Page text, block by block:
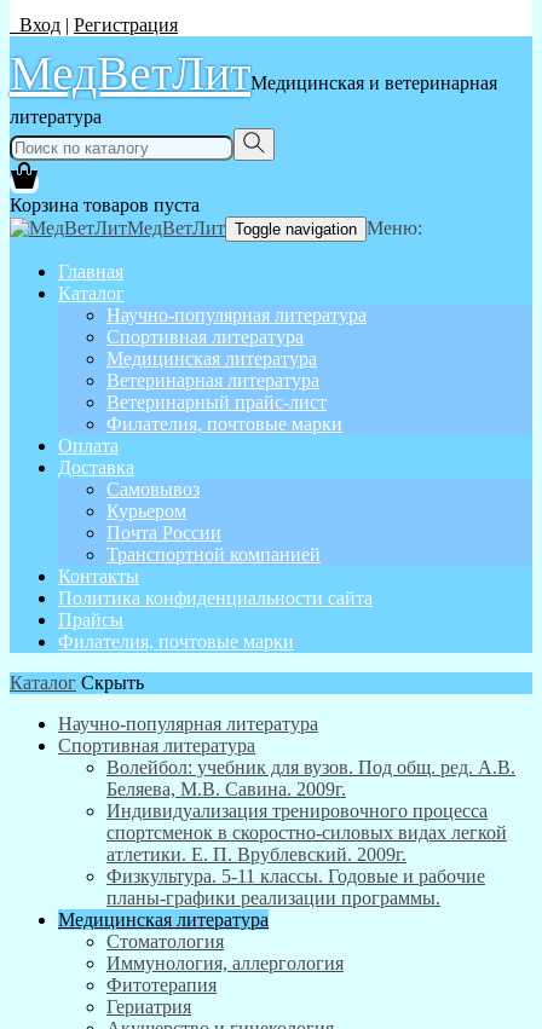
Вход | Регистрация
МедВетЛитМедицинская и ветеринарная
литература
Корзина товаров пуста
МедВетЛит Toggle navigation Меню:
Главная
Каталог
Научно-популярная литература
Спортивная литература
Медицинская литература
Ветеринарная литература
Ветеринарный прайс-лист
Филателия, почтовые марки
Оплата
Доставка
Самовывоз
Курьером
Почта России
Транспортной компанией
Контакты
Политика конфиденциальности сайта
Прайсы
Филателия, почтовые марки
Каталог Скрыть
Научно-популярная литература
Спортивная литература
Волейбол: учебник для вузов. Под общ. ред. А.В.
Беляева, М.В. Савина. 2009г.
Индивидуализация тренировочного процесса
спортсменок в скоростно-силовых видах легкой
атлетики. Е. П. Врублевский. 2009г.
Физкультура. 5-11 классы. Годовые и рабочие
планы-графики реализации программы.
Медицинская литература
Стоматология
Иммунология, аллергология
Фитотерапия
Гериатрия